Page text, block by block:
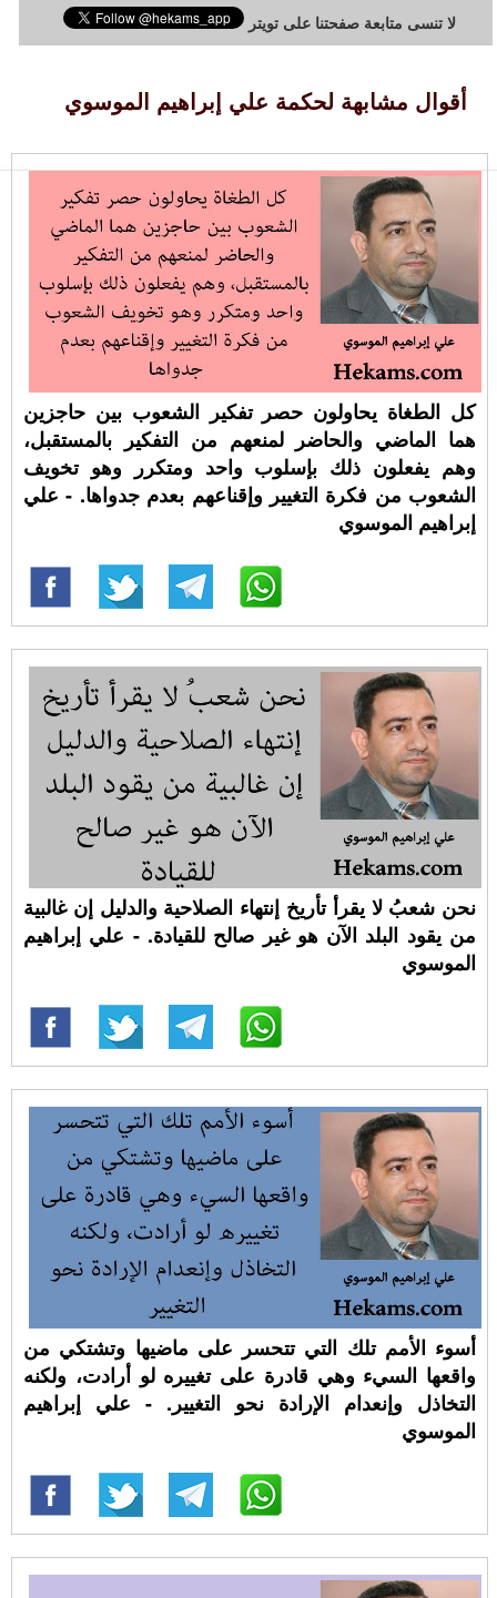
لا تنسى متابعة صفحتنا على تويتر
أقوال مشابهة لحكمة علي إبراهيم الموسوي
كل الطغاة يحاولون حصر تفكير الشعوب بين حاجزين
هما الماضي والحاضر لمنعهم من التفكير بالمستقبل،
وهم يفعلون ذلك بإسلوب واحد ومتكرر وهو تخويف
الشعوب من فكرة التغيير وإقناعهم بعدم جدواها. - علي
إبراهيم الموسوي
نحن شعبُ لا يقرأ تأريخ إنتهاء الصلاحية والدليل إن غالبية
من يقود البلد الآن هو غير صالح للقيادة. - علي إبراهيم
الموسوي
أسوء الأمم تلك التي تتحسر على ماضيها وتشتكي من
واقعها السيء وهي قادرة على تغييره لو أرادت، ولكنه
التخاذل وإنعدام الإرادة نحو التغيير. - علي إبراهيم
الموسوي